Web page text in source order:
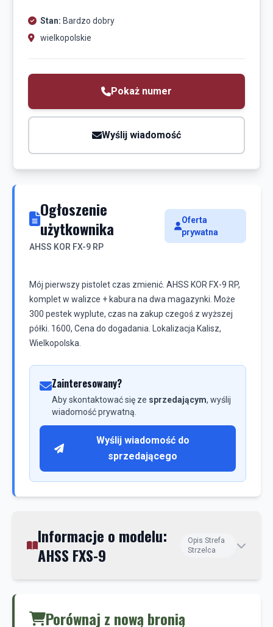
Stan: Bardzo dobry
wielkopolskie
Pokaż numer
Wyślij wiadomość
Ogłoszenie
użytkownika
AHSS KOR FX-9 RP
Oferta
prywatna
Mój pierwszy pistolet czas zmienić. AHSS KOR FX-9 RP,
komplet w walizce + kabura na dwa magazynki. Może
300 pestek wyplute, czas na zakup czegoś z wyższej
półki. 1600, Cena do dogadania. Lokalizacja Kalisz,
Zainteresowany?
Aby skontaktować się ze sprzedającym, wyślij
wiadomość prywatną.
Wyślij wiadomość do
sprzedającego
Informacje o modelu:
AHSS FXS-9
Opis Strefa
Strzelca
Porównaj z nową bronią